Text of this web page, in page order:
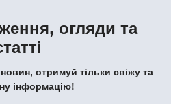
огляди та
отримуй тільки свіжу та
інформацію!